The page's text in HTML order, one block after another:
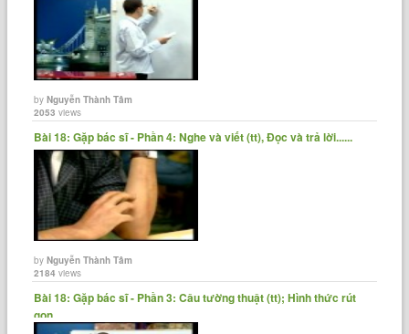
byNguyễn Thành Tâm
2053 views
Bài 18: Gặp bác sĩ - Phần 4: Nghe và viết (tt), Đọc và trả lời......
byNguyễn Thành Tâm
2184 views
Bài 18: Gặp bác sĩ - Phần 3: Câu tường thuật (tt); Hình thức rút
gọn......